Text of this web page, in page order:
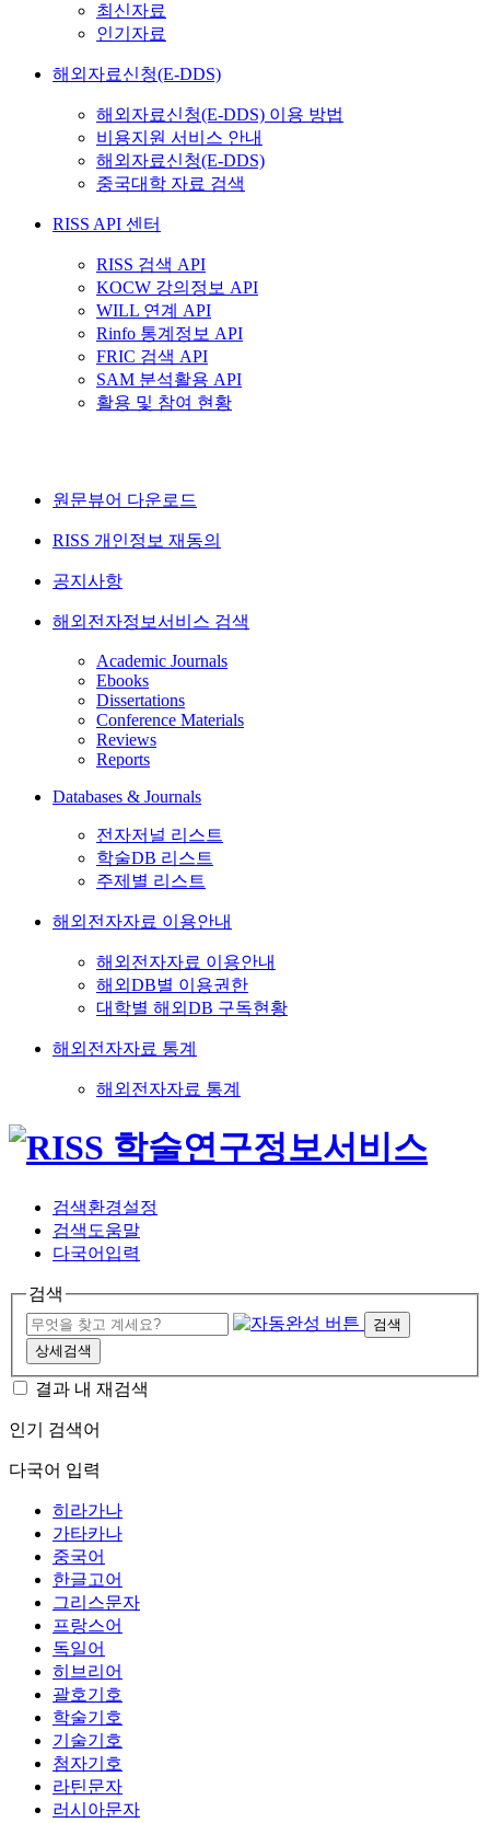
최신자료
인기자료
해외자료신청(E-DDS)
해외자료신청(E-DDS) 이용 방법
비용지원 서비스 안내
해외자료신청(E-DDS)
중국대학 자료 검색
RISS API 센터
RISS 검색 API
KOCW 강의정보 API
WILL 연계 API
Rinfo 통계정보 API
FRIC 검색 API
SAM 분석활용 API
활용 및 참여 현황
원문뷰어 다운로드
RISS 개인정보 재동의
공지사항
해외전자정보서비스 검색
Academic Journals
Ebooks
Dissertations
Conference Materials
Reviews
Reports
Databases & Journals
전자저널 리스트
학술DB 리스트
주제별 리스트
해외전자자료 이용안내
해외전자자료 이용안내
해외DB별 이용권한
대학별 해외DB 구독현황
해외전자자료 통계
해외전자자료 통계
검색환경설정
검색도움말
다국어입력
검색
검색
상세검색
결과 내 재검색
인기 검색어
다국어 입력
히라가나
가타카나
중국어
한글고어
그리스문자
프랑스어
독일어
히브리어
괄호기호
학술기호
기술기호
첨자기호
라틴문자
러시아문자